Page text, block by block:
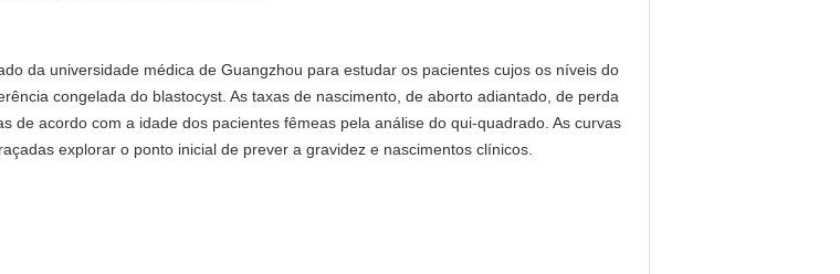
da universidade médica de Guangzhou para estudar os pacientes cujos os níveis do
congelada do blastocyst. As taxas de nascimento, de aborto adiantado, de perda
de acordo com a idade dos pacientes fêmeas pela análise do qui-quadrado. As curvas
explorar o ponto inicial de prever a gravidez e nascimentos clínicos.